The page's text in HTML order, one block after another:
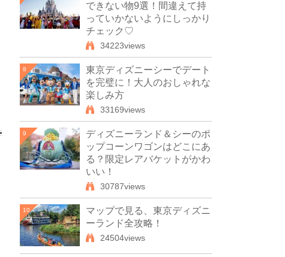
できない物9選！間違えて持
っていかないようにしっかり
チェック♡
34223views
8
東京ディズニーシーでデート
を完璧に！大人のおしゃれな
楽しみ方
33169views
9
ディズニーランド＆シーのポ
ップコーンワゴンはどこにあ
る？限定レアバケットがかわ
いい！
30787views
10
マップで見る、東京ディズニ
ーランド全攻略！
24504views